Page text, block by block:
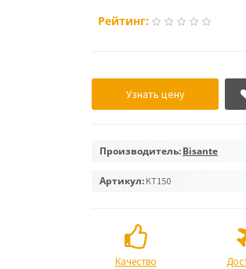
Рейтинг:
Узнать цену
Производитель:Bisante
Артикул: KT150
Качество